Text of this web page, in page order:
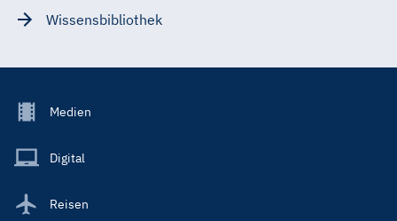
Wissensbibliothek
Footer
Main
Medien
Digital
Reisen